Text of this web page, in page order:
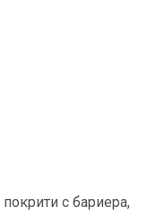
с бариера,